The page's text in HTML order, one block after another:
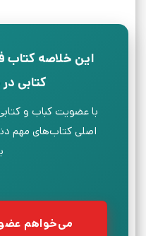
این خلاصه کتاب
کتابی
با عضویت کباب و
می‌خواهم